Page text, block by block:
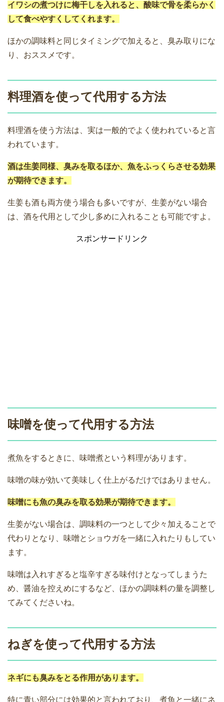
イワシの煮つけに梅干しを入れると、酸味で骨を柔らかく
して食べやすくしてくれます。
ほかの調味料と同じタイミングで加えると、臭み取りにな
り、おススメです。
料理酒を使って代用する方法
料理酒を使う方法は、実は一般的でよく使われていると言
われています。
酒は生姜同様、臭みを取るほか、魚をふっくらさせる効果
が期待できます。
生姜も酒も両方使う場合も多いですが、生姜がない場合
は、酒を代用として少し多めに入れることも可能ですよ。
スポンサードリンク
味噌を使って代用する方法
煮魚をするときに、味噌煮という料理があります。
味噌の味が効いて美味しく仕上がるだけではありません。
味噌にも魚の臭みを取る効果が期待できます。
生姜がない場合は、調味料の一つとして少々加えることで
代わりとなり、味噌とショウガを一緒に入れたりもしてい
ます。
味噌は入れすぎると塩辛すぎる味付けとなってしまうた
め、醤油を控えめにするなど、ほかの調味料の量を調整し
てみてくださいね。
ねぎを使って代用する方法
ネギにも臭みをとる作用があります。
特に青い部分には効果的と言われており、煮魚と一緒にネ